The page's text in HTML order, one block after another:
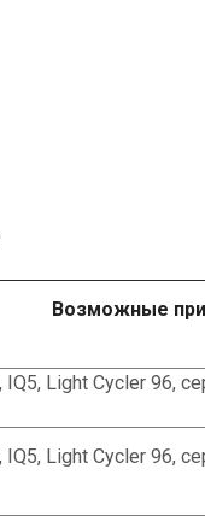
Возможные
IQ5, Light Cycler 96,
IQ5, Light Cycler 96,